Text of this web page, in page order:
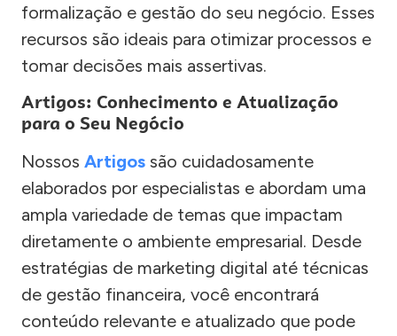
formalização e gestão do seu negócio. Esses
recursos são ideais para otimizar processos e
tomar decisões mais assertivas.
Artigos: Conhecimento e Atualização
para o Seu Negócio
Nossos Artigos são cuidadosamente
elaborados por especialistas e abordam uma
ampla variedade de temas que impactam
diretamente o ambiente empresarial. Desde
estratégias de marketing digital até técnicas
de gestão financeira, você encontrará
conteúdo relevante e atualizado que pode